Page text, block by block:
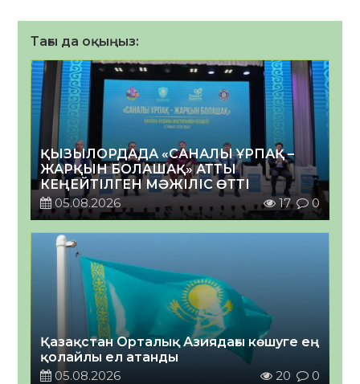
Тағы да оқыңыз:
ҚЫЗЫЛОРДАДА «САНАЛЫ ҰРПАҚ –
ЖАРҚЫН БОЛАШАҚ» АТТЫ
КЕҢЕЙТІЛГЕН МӘЖІЛІС ӨТТІ
05.08.2026
17 0
Қазақстан Орталық Азиядағы көшуге ең
қолайлы ел атанды
05.08.2026
20 0